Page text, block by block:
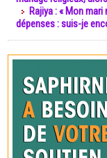
Rajiya : « Mon
dépenses : suis-je